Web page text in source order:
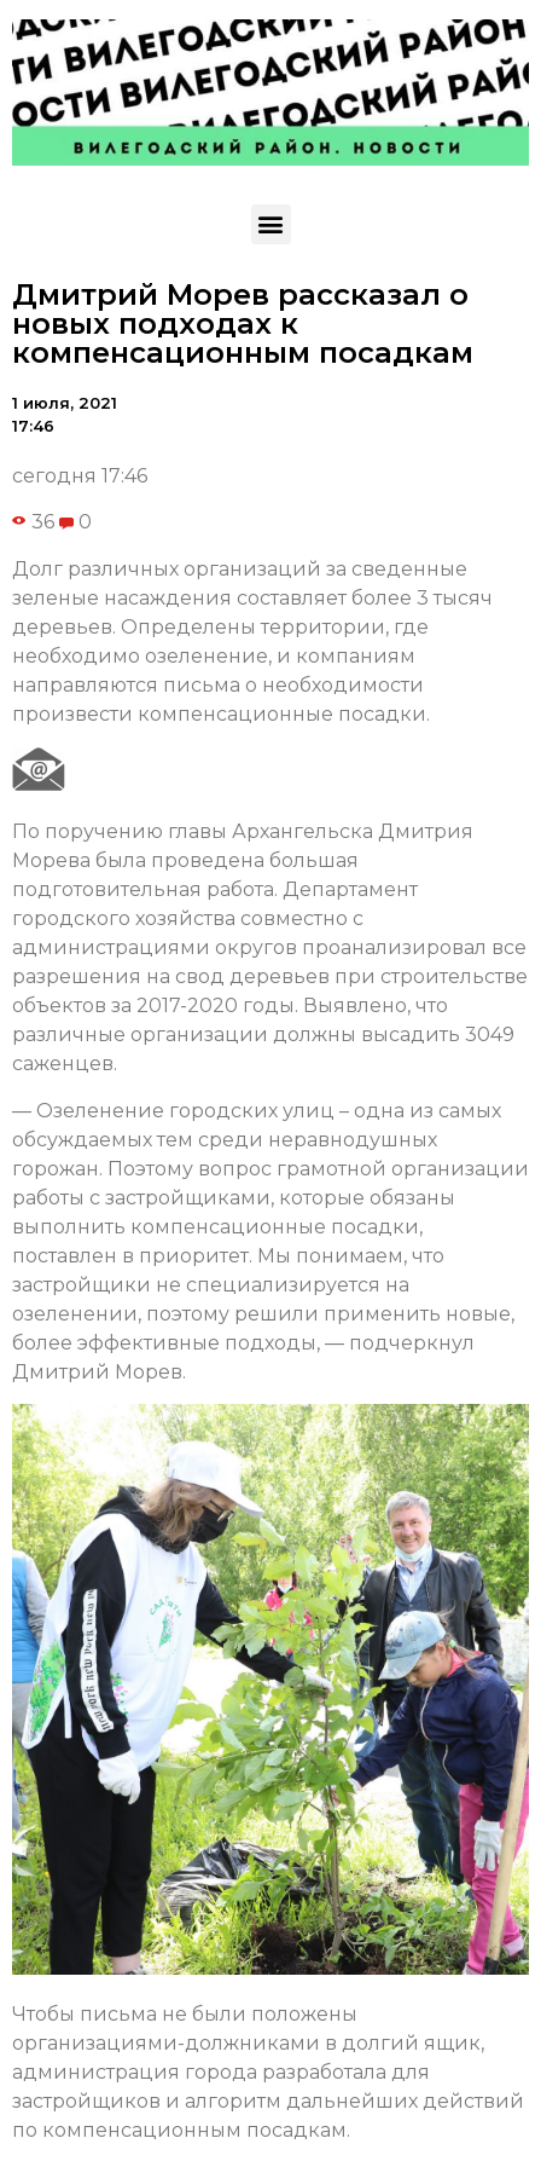
Дмитрий Морев рассказал о
новых подходах к
компенсационным посадкам
1 июля, 2021
17:46
сегодня 17:46
36 0
Долг различных организаций за сведенные
зеленые насаждения составляет более 3 тысяч
деревьев. Определены территории, где
необходимо озеленение, и компаниям
направляются письма о необходимости
произвести компенсационные посадки.
По поручению главы Архангельска Дмитрия
Морева была проведена большая
подготовительная работа. Департамент
городского хозяйства совместно с
администрациями округов проанализировал все
разрешения на свод деревьев при строительстве
объектов за 2017-2020 годы. Выявлено, что
различные организации должны высадить 3049
саженцев.
— Озеленение городских улиц – одна из самых
обсуждаемых тем среди неравнодушных
горожан. Поэтому вопрос грамотной организации
работы с застройщиками, которые обязаны
выполнить компенсационные посадки,
поставлен в приоритет. Мы понимаем, что
застройщики не специализируется на
озеленении, поэтому решили применить новые,
более эффективные подходы, — подчеркнул
Дмитрий Морев.
Чтобы письма не были положены
организациями-должниками в долгий ящик,
администрация города разработала для
застройщиков и алгоритм дальнейших действий
по компенсационным посадкам.